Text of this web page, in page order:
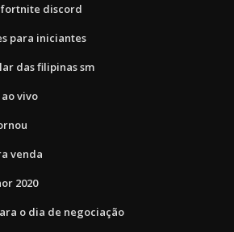
fortnite discord
para iniciantes
das filipinas sm
vivo
venda
2020
o dia de negociação